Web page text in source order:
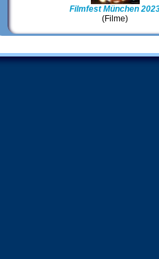
Filmfest München
(Filme)